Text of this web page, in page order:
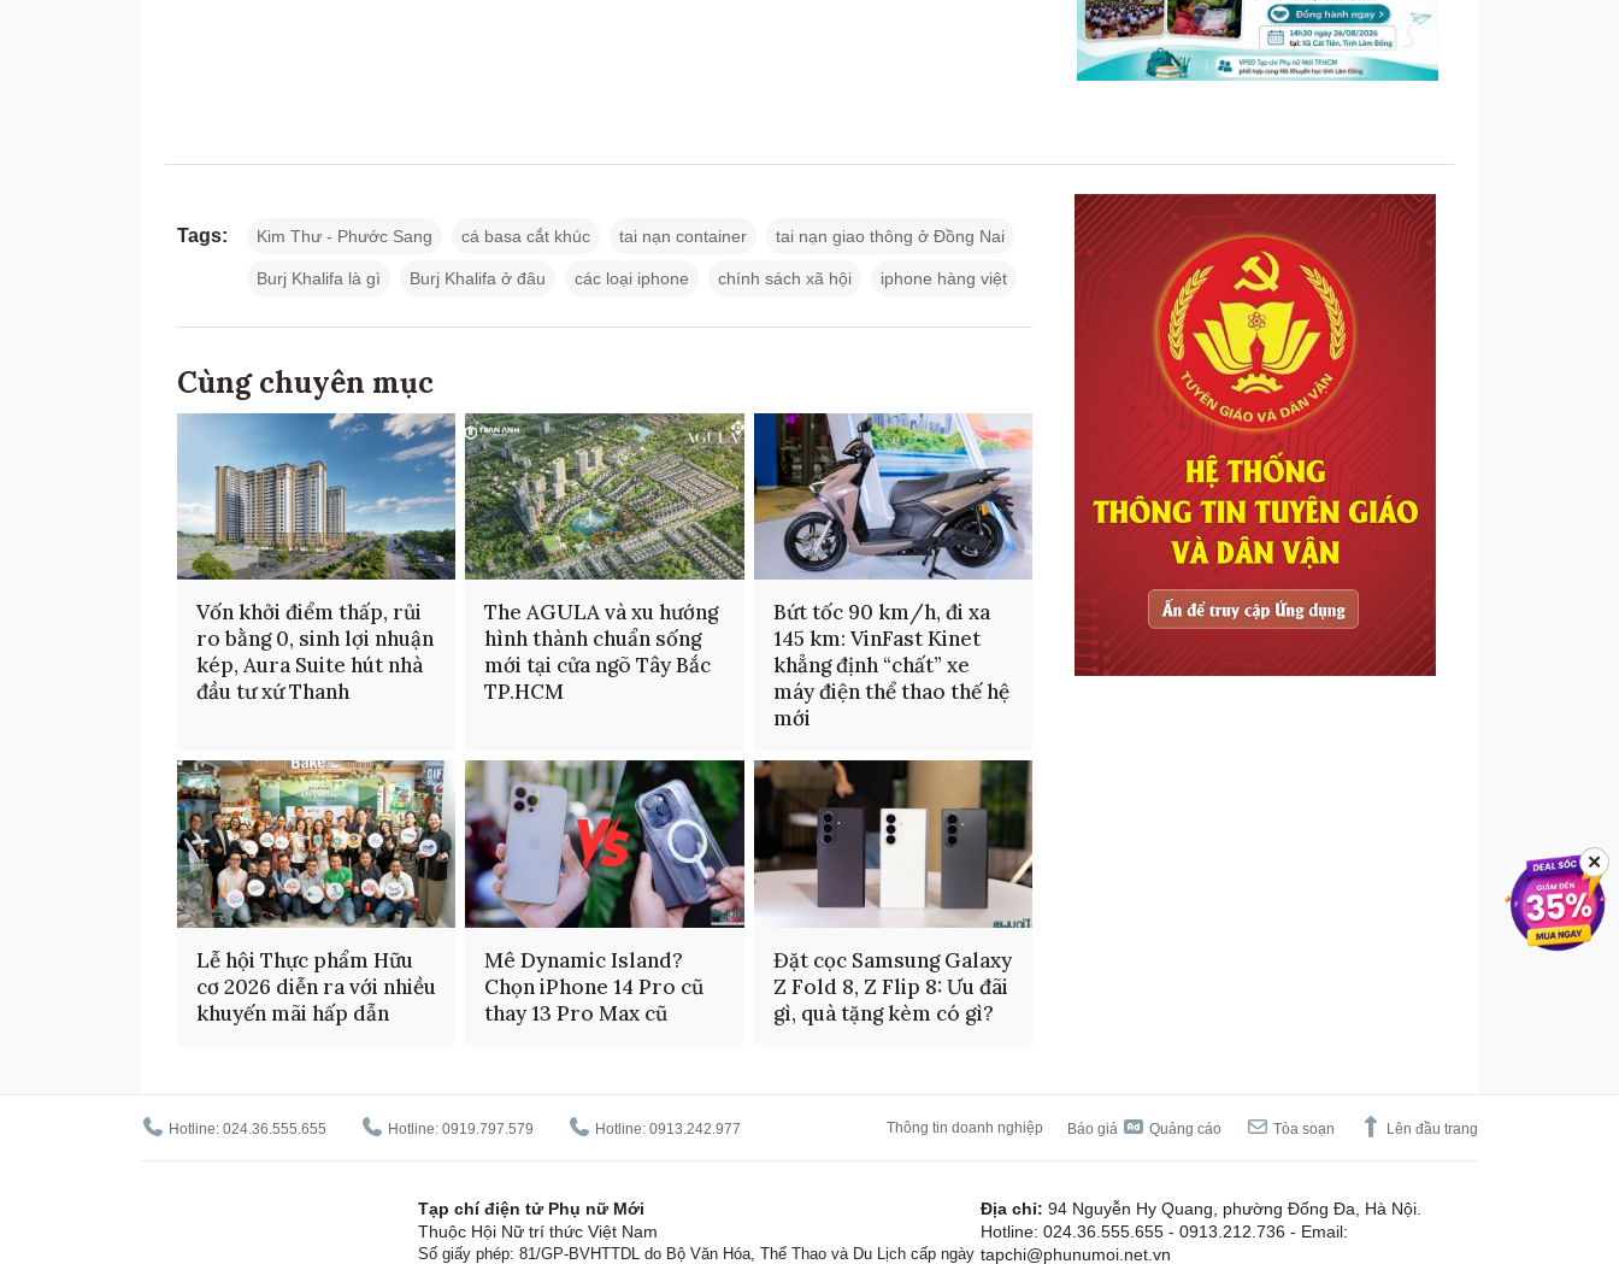
Tags: Kim Thư - Phước Sang cá basa cắt khúc tai nạn container tai nạn giao thông ở Đồng Nai
Burj Khalifa là gì Burj Khalifa ở đâu các loại iphone chính sách xã hội iphone hàng việt
Cùng chuyên mục
Vốn khởi điểm thấp, rủi
ro bằng 0, sinh lợi nhuận
kép, Aura Suite hút nhà
đầu tư xứ Thanh
The AGULA và xu hướng
hình thành chuẩn sống
mới tại cửa ngõ Tây Bắc
TP.HCM
Bứt tốc 90 km/h, đi xa
145 km: VinFast Kinet
khẳng định “chất” xe
máy điện thể thao thế hệ
mới
Lễ hội Thực phẩm Hữu
cơ 2026 diễn ra với nhiều
khuyến mãi hấp dẫn
Mê Dynamic Island?
Chọn iPhone 14 Pro cũ
thay 13 Pro Max cũ
Đặt cọc Samsung Galaxy
Z Fold 8, Z Flip 8: Ưu đãi
gì, quà tặng kèm có gì?
Hotline: 024.36.555.655 Hotline: 0919.797.579 Hotline: 0913.242.977 Thông tin doanh nghiệp Báo giá Quảng cáo Tòa soạn Lên đầu trang
Tạp chí điện tử Phụ nữ Mới
Thuộc Hội Nữ trí thức Việt Nam
Số giấy phép: 81/GP-BVHTTDL do Bộ Văn Hóa, Thể Thao và Du Lịch cấp ngày
Địa chỉ: 94 Nguyễn Hy Quang, phường Đống Đa, Hà Nội.
Hotline: 024.36.555.655 - 0913.212.736 - Email:
tapchi@phunumoi.net.vn
✕